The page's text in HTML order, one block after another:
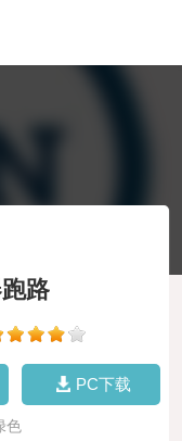
路
PC下载
色